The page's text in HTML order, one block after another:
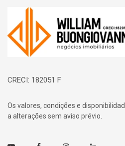
Página inicial
CRECI: 182051 F
Os valores, condições e
a alterações sem aviso prévio.